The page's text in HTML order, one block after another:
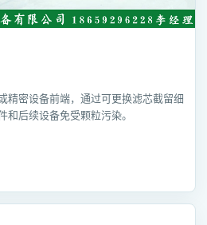
精密设备前端，通过可更换滤芯截留细
和后续设备免受颗粒污染。